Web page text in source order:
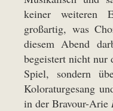
keiner weiteren
großartig, was
diesem Abend
begeistert nicht nur
Spiel, sondern
Koloraturgesang
in der Bravour-Arie